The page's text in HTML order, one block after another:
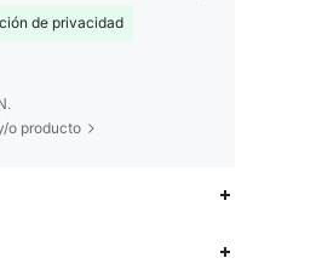
de privacidad
o producto